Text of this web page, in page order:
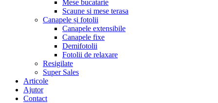
Mese bucatarie
Scaune si mese terasa
Canapele și fotolii
Canapele extensibile
Canapele fixe
Demifotolii
Fotolii de relaxare
Resigilate
Super Sales
Articole
Ajutor
Contact